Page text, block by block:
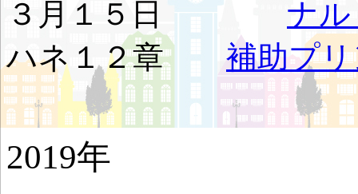
３月１５日 ナ
ハネ１２章 補助プ
2019年